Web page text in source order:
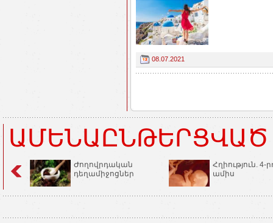
08.07.2021
Ժողովրդական
դեղամիջոցներ
Հղիություն. 4-
ամիս